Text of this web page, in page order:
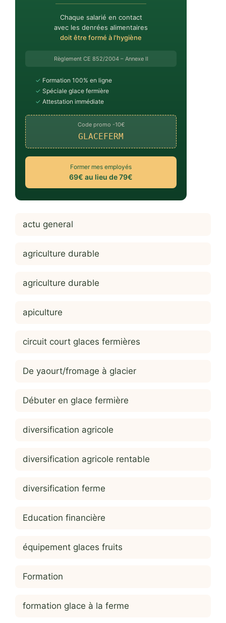
Chaque salarié en contact
avec les denrées alimentaires
doit être formé à l'hygiène
Règlement CE 852/2004 – Annexe II
✓ Formation 100% en ligne
✓ Spéciale glace fermière
✓ Attestation immédiate
Code promo -10€
GLACEFERM
Former mes employés
69€ au lieu de 79€
actu general
agriculture durable
agriculture durable
apiculture
circuit court glaces fermières
De yaourt/fromage à glacier
Débuter en glace fermière
diversification agricole
diversification agricole rentable
diversification ferme
Education financière
équipement glaces fruits
Formation
formation glace à la ferme